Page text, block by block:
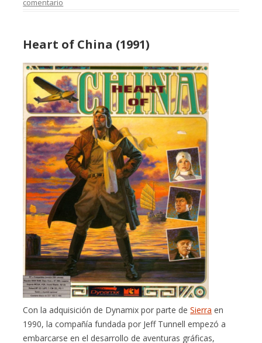
comentario
Heart of China (1991)
Con la adquisición de Dynamix por parte deSierra en
1990, la compañía fundada por Jeff Tunnell empezó a
embarcarse en el desarrollo de aventuras gráficas,